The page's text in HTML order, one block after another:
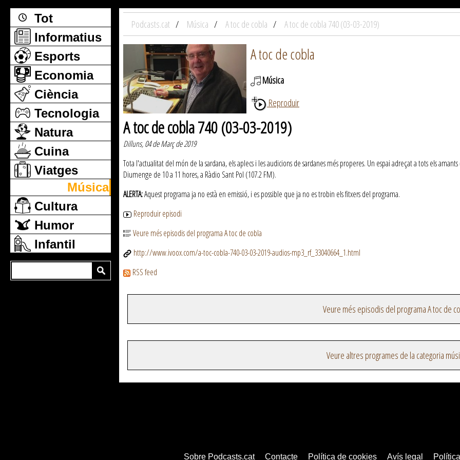
Tot
Informatius
Esports
Economia
Ciència
Tecnologia
Natura
Cuina
Viatges
Música
Cultura
Humor
Infantil
Podcasts.cat Música A toc de cobla A toc de cobla 740 (03-03-2019)
A toc de cobla
Música
Reproduir
A toc de cobla 740 (03-03-2019)
Dilluns, 04 de Març de 2019
Tota l'actualitat del món de la sardana, els aplecs i les audicions de sardanes més properes. Un espai adreçat a tots els
Diumenge de 10 a 11 hores, a Ràdio Sant Pol (107.2 FM).
ALERTA:Aquest programa ja no està en emissió, i es possible que ja no es trobin els fitxers del programa.
Reproduir episodi
Veure més episodis del programa A toc de cobla
http://www.ivoox.com/a-toc-cobla-740-03-03-2019-audios-mp3_rf_33040664_1.html
RSS feed
Veure més episodis del programa A toc de
Veure altres programes de la categoria
Sobre Podcasts.cat Contacte Política de cookies Avís legal